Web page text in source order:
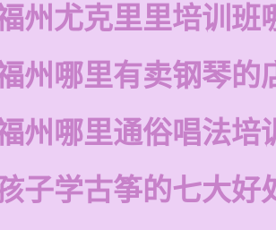
州尤克里里培训班
州哪里有卖钢琴的
州哪里通俗唱法培
子学古筝的七大好